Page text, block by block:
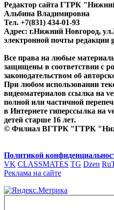
Редактор сайта ГТРК
Альбина Владимировна
Тел. +7(831) 434-01-93
Адрес: г.Нижний Новгород,
электронной почты редакции
Все права на любые
защищены в соответствии с
законодательством об
При любом использовании
видеоматериалов ссылка на
полной или частичной
в Интернете гиперссылка на
детей старше 16 лет.
© Филиал ВГТРК "ГТРК
Политикой
VK CLASSMATES TG Dzen
Реклама на сайте